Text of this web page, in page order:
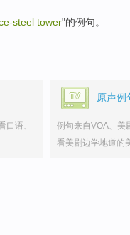
steel tower"的例句。
口语、
原声例
例句来自VOA、美
看美剧边学地道的